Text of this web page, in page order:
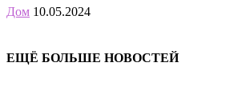
Дом 10.05.2024
ЕЩЁ БОЛЬШЕ НОВОСТЕЙ